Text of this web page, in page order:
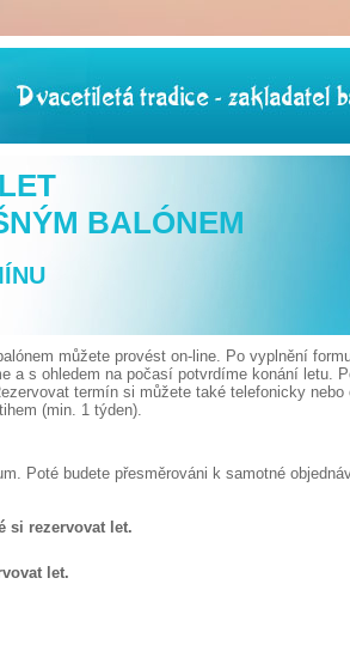
BALÓNEM
můžete provést on-line. Po vyplnění
a s ohledem na počasí potvrdíme konání letu.
termín si můžete také telefonicky nebo
(min. 1 týden).
Poté budete přesměrováni k samotné
si rezervovat let.
let.